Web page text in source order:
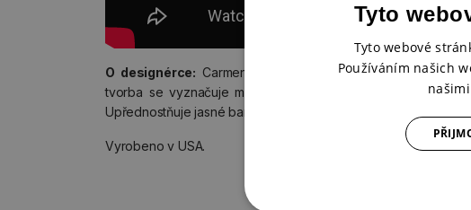
O designérce: Carmen Medlin je volně působící umělkyně
tvorba se vyznačuje motivy přírody, fantazie, zvířat a
Upřednostňuje jasné barvy, organické tvary a bohatý detail.
Vyrobeno v USA.
Tyto
Tyto webové
Používáním našich